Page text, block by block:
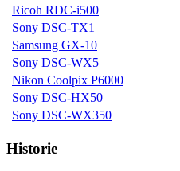
Ricoh RDC-i500
Sony DSC-TX1
Samsung GX-10
Sony DSC-WX5
Nikon Coolpix P6000
Sony DSC-HX50
Sony DSC-WX350
Historie